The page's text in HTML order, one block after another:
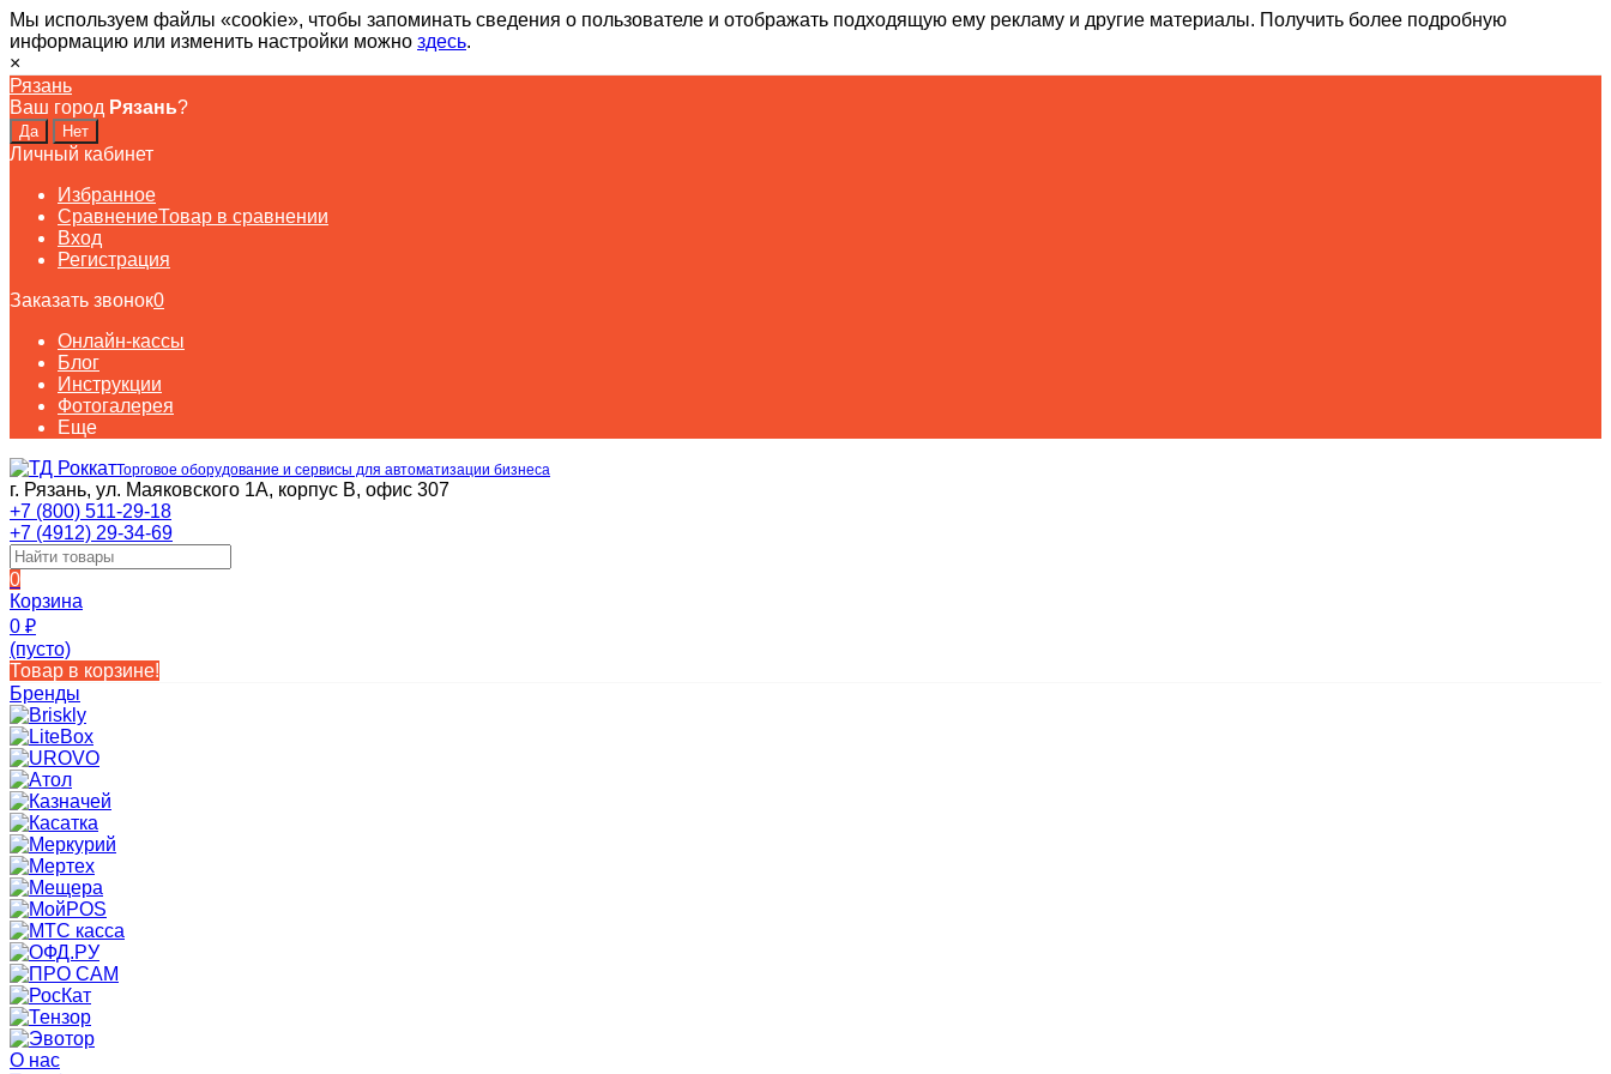
Мы используем файлы «cookie», чтобы запоминать сведения о пользователе и отображать подходящую ему рекламу и другие материалы. Получить более подробную
информацию или изменить настройки можно здесь.
×
Рязань
Ваш город Рязань?
Личный кабинет
Избранное
СравнениеТовар в сравнении
Вход
Регистрация
Заказать звонок0
Онлайн-кассы
Блог
Инструкции
Фотогалерея
Еще
Торговое оборудование и сервисы для автоматизации бизнеса
г. Рязань, ул. Маяковского 1А, корпус B, офис 307
+7 (800) 511-29-18
+7 (4912) 29-34-69
0
Корзина
0 ₽
(пусто)
Товар в корзине!
Бренды
О нас